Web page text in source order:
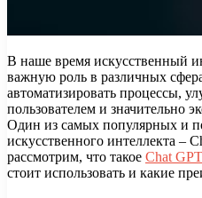
В наше время искусственный
важную роль в различных
автоматизировать процессы,
пользователем и значительно
Один из самых популярных и
искусственного интеллекта –
рассмотрим, что такое Chat
стоит использовать и какие